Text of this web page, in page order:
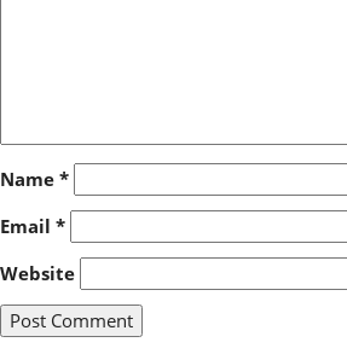
Name *
Email *
Website